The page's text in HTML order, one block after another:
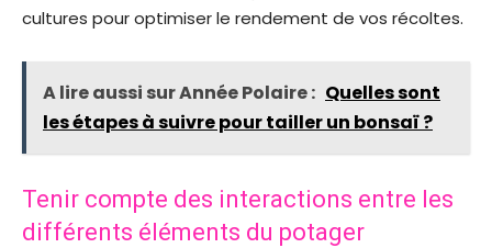
cultures pour optimiser le rendement de vos récoltes.
A lire aussi sur Année Polaire : Quelles sont
les étapes à suivre pour tailler un bonsaï ?
Tenir compte des interactions entre les
différents éléments du potager